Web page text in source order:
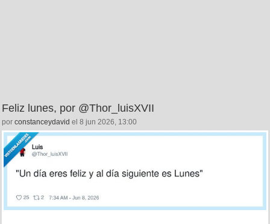
Feliz lunes, por @Thor_luisXVII
por constanceydavid el 8 jun 2026, 13:00